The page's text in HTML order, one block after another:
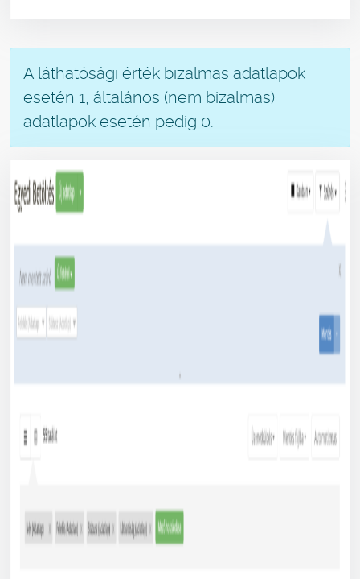
A láthatósági érték bizalmas adatlapok
esetén 1, általános (nem bizalmas)
adatlapok esetén pedig 0.